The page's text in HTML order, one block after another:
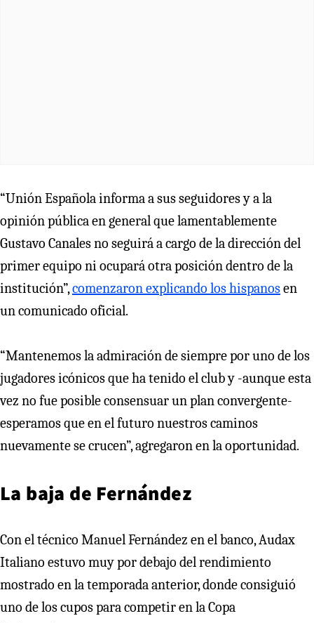
“Unión Española informa a sus seguidores y a la
opinión pública en general que lamentablemente
Gustavo Canales no seguirá a cargo de la dirección del
primer equipo ni ocupará otra posición dentro de la
institución”,comenzaron explicando los hispanosen
un comunicado oficial.
“Mantenemos la admiración de siempre por uno de los
jugadores icónicos que ha tenido el club y -aunque esta
vez no fue posible consensuar un plan convergente-
esperamos que en el futuro nuestros caminos
nuevamente se crucen”, agregaron en la oportunidad.
La baja de Fernández
Con el técnico Manuel Fernández en el banco, Audax
Italiano estuvo muy por debajo del rendimiento
mostrado en la temporada anterior, donde consiguió
uno de los cupos para competir en la Copa